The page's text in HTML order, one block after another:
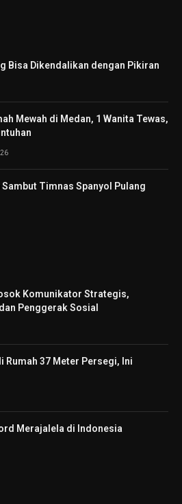
Bisa Dikendalikan dengan Pikiran
Mewah di Medan, 1 Wanita Tewas,
Timnas Spanyol Pulang
Komunikator Strategis,
Penggerak Sosial
37 Meter Persegi, Ini
Merajalela di Indonesia